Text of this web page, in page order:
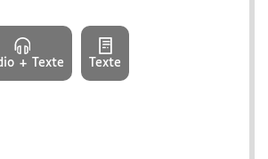
+ Texte Texte